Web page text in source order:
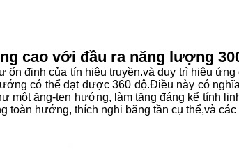
cao với đầu ra năng lượng
định của tín hiệu truyền.và duy trì hiệu
có thể đạt được 360 độ.Điều này có
một ăng-ten hướng, làm tăng đáng kể tính
toàn hướng, thích nghi băng tần cụ thể,và các